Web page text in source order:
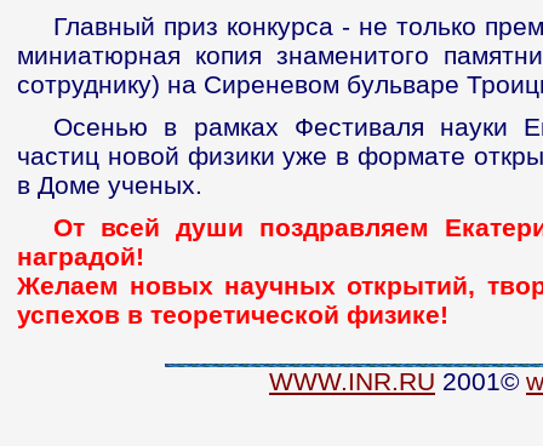
Главный приз конкурса - не только
миниатюрная копия знаменитого
сотруднику) на Сиреневом бульваре
Осенью в рамках Фестиваля науки
частиц новой физики уже в формате
в Доме ученых.
От всей души поздравляем
наградой!
Желаем новых научных открытий,
успехов в теоретической физике!
WWW.INR.RU 2001©